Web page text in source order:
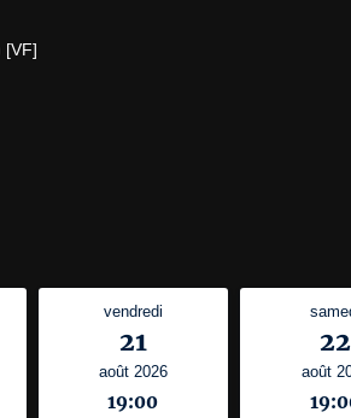
et accès libre au spectacle « A la
vendredi
21
août 2026
19:00
22
août